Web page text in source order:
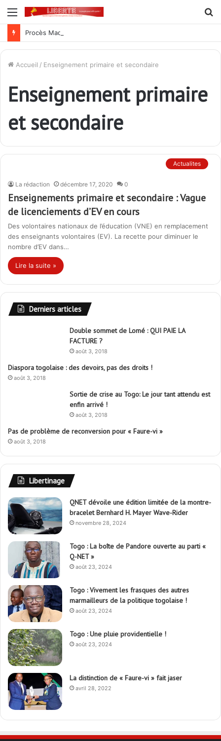
Menu
Accueil / Enseignement primaire et secondaire
Enseignement primaire
et secondaire
Actualites
La rédaction décembre 17, 2020 0
Enseignements primaire et secondaire : Vague
de licenciements d’EV en cours
Des volontaires nationaux de l’éducation (VNE) en remplacement
des enseignants volontaires (EV). La recette pour diminuer le
nombre d’EV dans…
Lire la suite »
Derniers articles
Double sommet de Lomé : QUI PAIE LA
FACTURE ?
août 3, 2018
Diaspora togolaise : des devoirs, pas des droits !
août 3, 2018
Sortie de crise au Togo: Le jour tant attendu est
enfin arrivé !
août 3, 2018
Pas de problème de reconversion pour « Faure-vi »
août 3, 2018
Libertinage
QNET dévoile une édition limitée de la montre-
bracelet Bernhard H. Mayer Wave-Rider
novembre 28, 2024
Togo : La boîte de Pandore ouverte au parti «
Q-NET »
août 23, 2024
Togo : Vivement les frasques des autres
marmailleurs de la politique togolaise !
août 23, 2024
Togo : Une pluie providentielle !
août 23, 2024
La distinction de « Faure-vi » fait jaser
avril 28, 2022